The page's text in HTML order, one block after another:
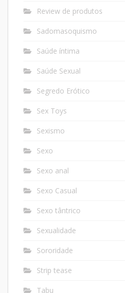
Review de produtos
Sadomasoquismo
Saúde íntima
Saúde Sexual
Segredo Erótico
Sex Toys
Sexismo
Sexo
Sexo anal
Sexo Casual
Sexo tântrico
Sexualidade
Sororidade
Strip tease
Tabu